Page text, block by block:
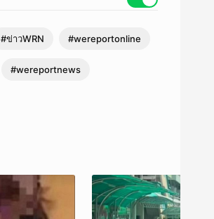
#ข่าวWRN #wereportonline
#wereportnews